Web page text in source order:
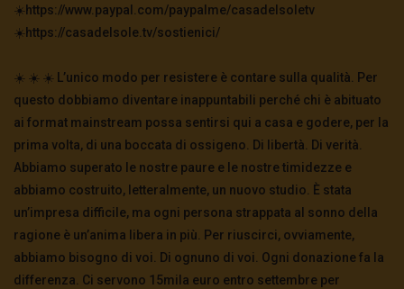
☀️https://www.paypal.com/paypalme/casadelsoletv
☀️https://casadelsole.tv/sostienici/
☀️ ☀️ ☀️ L’unico modo per resistere è contare sulla qualità. Per
questo dobbiamo diventare inappuntabili perché chi è abituato
ai format mainstream possa sentirsi qui a casa e godere, per la
prima volta, di una boccata di ossigeno. Di libertà. Di verità.
Abbiamo superato le nostre paure e le nostre timidezze e
abbiamo costruito, letteralmente, un nuovo studio. È stata
un’impresa difficile, ma ogni persona strappata al sonno della
ragione è un’anima libera in più. Per riuscirci, ovviamente,
abbiamo bisogno di voi. Di ognuno di voi. Ogni donazione fa la
differenza. Ci servono 15mila euro entro settembre per